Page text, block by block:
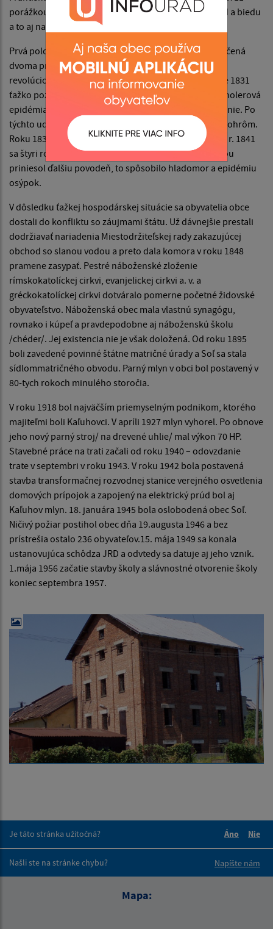
porážkou a tak krajine priniesli to čo každá vojna hlad a biedu
a to aj našej obci.
Prvá polovica 19. storočia v dejinách Európy je ohraničená
dvoma prelomovými udalosťami Veľkou francúzkou
revolúciou r. 1789 a revolučným rokom 1848/49. V lete 1831
ťažko poznamenali obec dve tragické udalosti: prvá cholerová
epidémia a vzápätí východoslovenské roľnícke povstanie. Po
týchto udalostiach obec postihlo niekoľko živelných pohrôm.
Roku 1839 zničila úrodu víchrica a za ňou ľadovec. Od r. 1841
sa štyri roky po sebe vyliala Topľa a rok pred revolúciou
priniesol ďalšiu povodeň, to spôsobilo hladomor a epidémiu
osýpok.
V dôsledku ťažkej hospodárskej situácie sa obyvatelia obce
dostali do konfliktu so záujmami štátu. Už dávnejšie prestali
dodržiavať nariadenia Miestodržiteľskej rady zakazujúcej
obchod so slanou vodou a preto dala komora v roku 1848
pramene zasypať. Pestré náboženské zloženie
rímskokatolíckej cirkvi, evanjelickej cirkvi a. v. a
gréckokatolíckej cirkvi dotváralo pomerne početné židovské
obyvateľstvo. Náboženská obec mala vlastnú synagógu,
rovnako i kúpeľ a pravdepodobne aj náboženskú školu
/chéder/. Jej existencia nie je však doložená. Od roku 1895
boli zavedené povinné štátne matričné úrady a Soľ sa stala
sídlommatričného obvodu. Parný mlyn v obci bol postavený v
80-tych rokoch minulého storočia.
V roku 1918 bol najväčším priemyselným podnikom, ktorého
majiteľmi boli Kaľuhovci. V apríli 1927 mlyn vyhorel. Po obnove
jeho nový parný stroj/ na drevené uhlie/ mal výkon 70 HP.
Stavebné práce na trati začali od roku 1940 – odovzdanie
trate v septembri v roku 1943. V roku 1942 bola postavená
stavba transformačnej rozvodnej stanice verejného osvetlenia
domových prípojok a zapojený na elektrický prúd bol aj
Kaľuhov mlyn. 18. januára 1945 bola oslobodená obec Soľ.
Ničivý požiar postihol obec dňa 19.augusta 1946 a bez
prístrešia ostalo 236 obyvateľov.15. mája 1949 sa konala
ustanovujúca schôdza JRD a odvtedy sa datuje aj jeho vznik.
1.mája 1956 začatie stavby školy a slávnostné otvorenie školy
koniec septembra 1957.
Je táto stránka užitočná?
Áno
Nie
Našli ste na stránke chybu?
Napíšte nám
Mapa: